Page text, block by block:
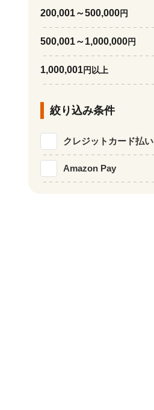
200,001～500,000円
500,001～1,000,000円
1,000,001円以上
絞り込み条件
クレジットカード払い
Amazon Pay